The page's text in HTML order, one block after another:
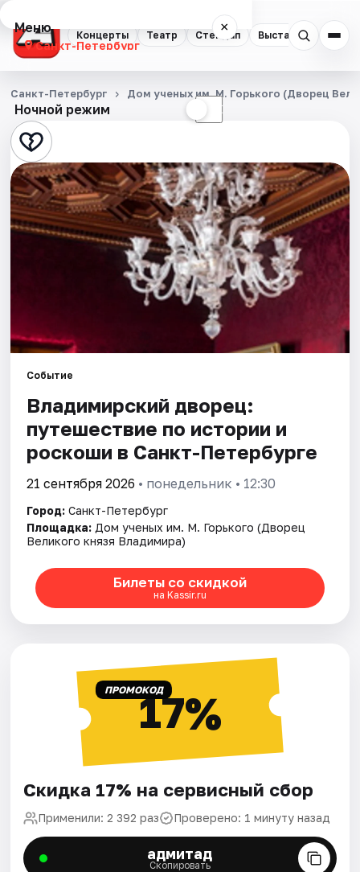
Концерты Театр Стендап Выставки
Меню ×
Санкт-Петербург
Концерты
Театр
Стендап
Выставки
Квесты
События
Города
Площадки
Артисты
Рейтинги
Ночной режим ☾
Санкт-Петербург Дом ученых им. М. Горького (Дворец
Событие
Владимирский дворец:
путешествие по истории и
роскоши в Санкт-Петербурге
21 сентября 2026 • понедельник • 12:30
Город: Санкт-Петербург
Площадка: Дом ученых им. М. Горького (Дворец
Великого князя Владимира)
Билеты со скидкой
на Kassir.ru
ПРОМОКОД17%
Скидка 17% на сервисный сбор
Применили: 2 392 раз Проверено: 1 минуту назад
адмитад
Скопировать